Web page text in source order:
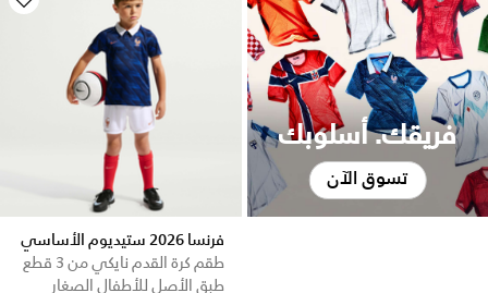
فريقك. أسلوبك
تسوق الآن
فرنسا 2026 ستيديوم الأساسي
طقم كرة القدم نايكي من 3 قطع
طبق الأصل للأطفال الصغار